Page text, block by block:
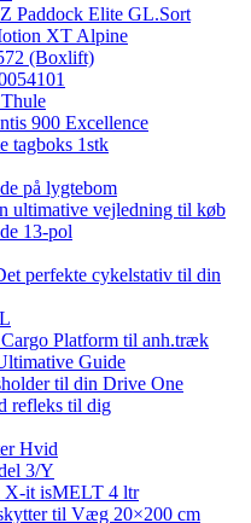
Paddock Elite GL.Sort
XT Alpine
(Boxlift)
900 Excellence
tagboks 1stk
på lygtebom
ultimative vejledning til køb
13-pol
perfekte cykelstativ til din
Platform til anh.træk
Guide
til din Drive One
refleks til dig
Hvid
3/Y
X-it isMELT 4 ltr
til Væg 20×200 cm